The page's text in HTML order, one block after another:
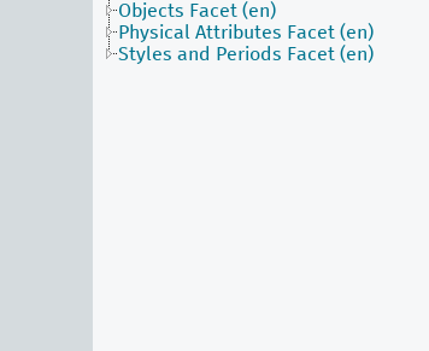
Objects Facet (en)
Physical Attributes Facet (en)
Styles and Periods Facet (en)